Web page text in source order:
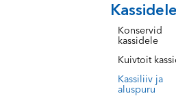
Kassidele
Konservid
kassidele
Kuivtoit
Kassiliiv ja
aluspuru